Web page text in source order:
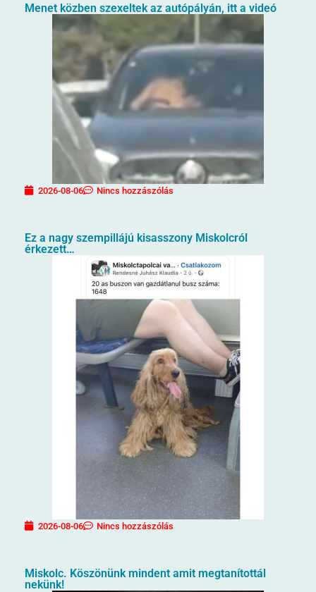
Menet közben szexeltek az autópályán, itt a videó
2026-08-06 Nincs hozzászólás
Ez a nagy szempillájú kisasszony Miskolcról
érkezett…
2026-08-06 Nincs hozzászólás
Miskolc. Köszönünk mindent amit megtanítottál
nekünk!